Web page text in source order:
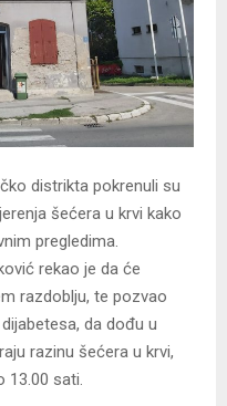
distrikta pokrenuli su
šećera u krvi kako
pregledima.
rekao je da će
razdoblju, te pozvao
da dođu u
razinu šećera u krvi,
13.00 sati.